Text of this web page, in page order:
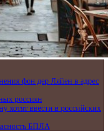
фон дер Ляйен в адрес
россиян
хотят ввести в российских
БПЛА